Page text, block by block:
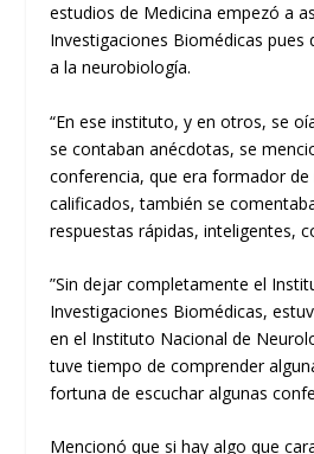
estudios de Medicina empezó a
Investigaciones Biomédicas pues
a la neurobiología.
“En ese instituto, y en otros, se
secontaban anécdotas, se
conferencia, que era formador de
calificados, también se
respuestas rápidas, inteligentes,
”Sin dejar completamenteel
Investigaciones Biomédicas,
en el Instituto Nacional de
tuve tiempo de comprender
fortunade escuchar algunas
Mencionó que si hay algo que